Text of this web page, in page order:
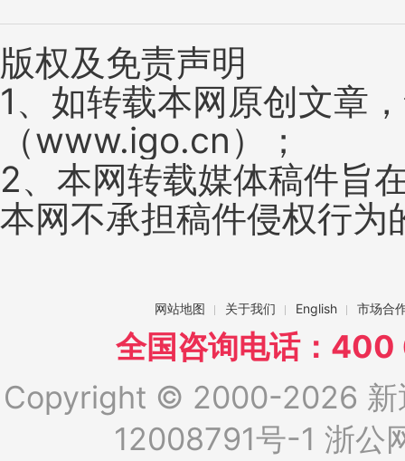
版权及免责声明
1、如转载本网原创文章
（www.igo.cn）；
2、本网转载媒体稿件旨
本网不承担稿件侵权行为
网站地图 关于我们 English 市场合
全国咨询电话：
Copyright © 2000-2026 新
12008791号-1 浙公